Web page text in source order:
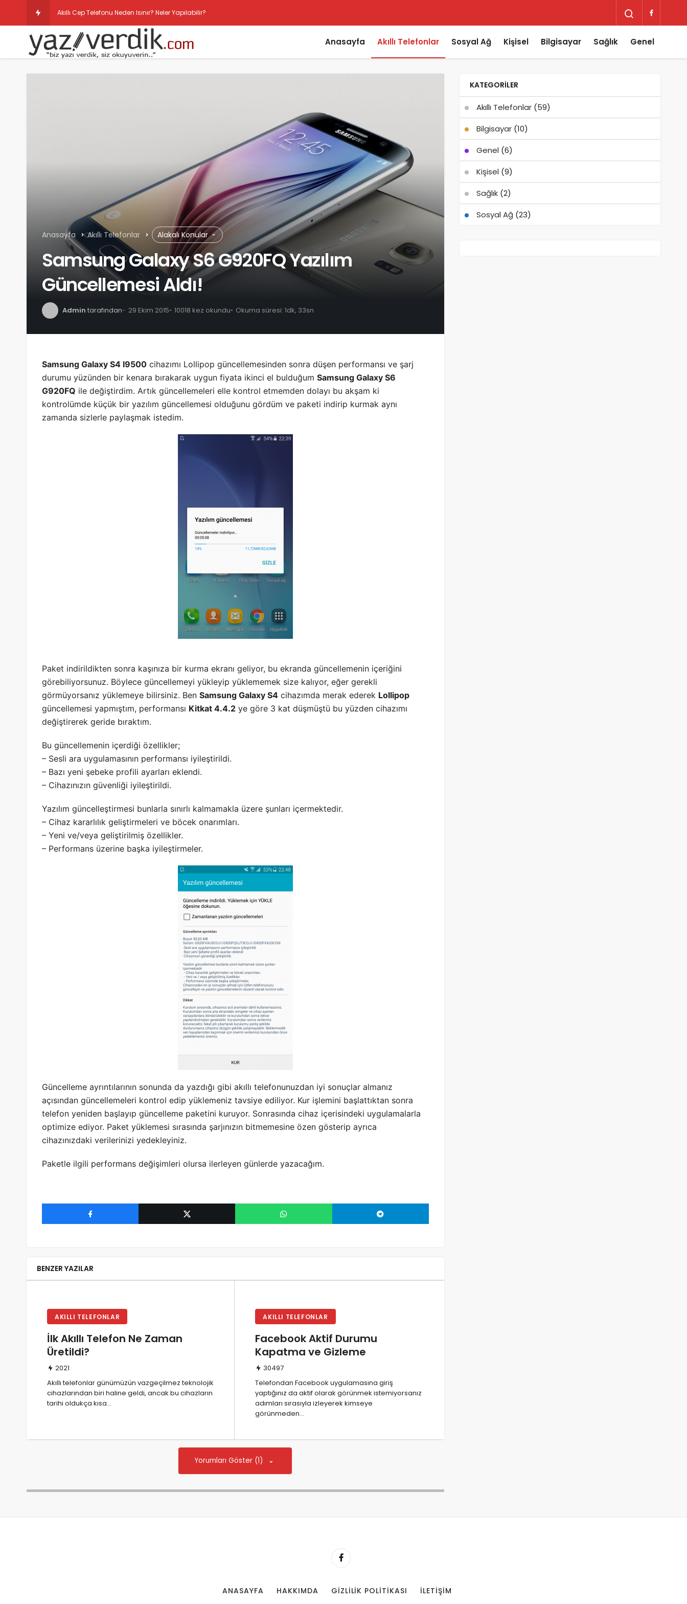
Akıllı Cep Telefonu Neden Isınır? Neler Yapılabilir?
Whatsapp Video Gönderme Süresini Uzatma Hakkında
Samsung Galaxy S4 Android 5.0 Lollipop Güncellemesi Geldi
Swarm Kişilerden Gelen Mesajları Engellemek İçin Güncelleme Getirdi
Telefonun ne kadar ısındığını nasıl ölçeriz? Hangi programla olur?
Facebook Aktif Durumu Kapatma ve Gizleme
Çamaşır Makinesini Düz Kontak Yaptım, Nasıl mı?
Anasayfa Akıllı Telefonlar Sosyal Ağ Kişisel Bilgisayar Sağlık Genel
Anasayfa Akıllı Telefonlar Alakalı Konular
Samsung Galaxy S6 G920FQ Yazılım
Güncellemesi Aldı!
Admin tarafından 29 Ekim 2015 10018 kez okundu Okuma süresi: 1dk, 33sn
Samsung Galaxy S4 I9500 cihazımı Lollipop güncellemesinden sonra düşen performansı ve şarj
durumu yüzünden bir kenara bırakarak uygun fiyata ikinci el bulduğum Samsung Galaxy S6
G920FQ ile değiştirdim. Artık güncellemeleri elle kontrol etmemden dolayı bu akşam ki
kontrolümde küçük bir yazılım güncellemesi olduğunu gördüm ve paketi indirip kurmak aynı
zamanda sizlerle paylaşmak istedim.
Paket indirildikten sonra kaşınıza bir kurma ekranı geliyor, bu ekranda güncellemenin içeriğini
görebiliyorsunuz. Böylece güncellemeyi yükleyip yüklememek size kalıyor, eğer gerekli
görmüyorsanız yüklemeye bilirsiniz. Ben Samsung Galaxy S4 cihazımda merak ederek Lollipop
güncellemesi yapmıştım, performansı Kitkat 4.4.2 ye göre 3 kat düşmüştü bu yüzden cihazımı
değiştirerek geride bıraktım.
Bu güncellemenin içerdiği özellikler;
– Sesli ara uygulamasının performansı iyileştirildi.
– Bazı yeni şebeke profili ayarları eklendi.
– Cihazınızın güvenliği iyileştirildi.
Yazılım güncelleştirmesi bunlarla sınırlı kalmamakla üzere şunları içermektedir.
– Cihaz kararlılık geliştirmeleri ve böcek onarımları.
– Yeni ve/veya geliştirilmiş özellikler.
– Performans üzerine başka iyileştirmeler.
Güncelleme ayrıntılarının sonunda da yazdığı gibi akıllı telefonunuzdan iyi sonuçlar almanız
açısından güncellemeleri kontrol edip yüklemeniz tavsiye ediliyor. Kur işlemini başlattıktan sonra
telefon yeniden başlayıp güncelleme paketini kuruyor. Sonrasında cihaz içerisindeki uygulamalarla
optimize ediyor. Paket yüklemesi sırasında şarjınızın bitmemesine özen gösterip ayrıca
cihazınızdaki verilerinizi yedekleyiniz.
Paketle ilgili performans değişimleri olursa ilerleyen günlerde yazacağım.
BENZER YAZILAR
AKILLI TELEFONLAR
İlk Akıllı Telefon Ne Zaman
Üretildi?
2021
Akıllı telefonlar günümüzün vazgeçilmez teknolojik
cihazlarından biri haline geldi, ancak bu cihazların
tarihi oldukça kısa…
AKILLI TELEFONLAR
Facebook Aktif Durumu
Kapatma ve Gizleme
30497
Telefondan Facebook uygulamasına giriş
yaptığınız da aktif olarak görünmek istemiyorsanız
adımları sırasıyla izleyerek kimseye
görünmeden…
Yorumları Göster (1)
KATEGORILER
Akıllı Telefonlar(59)
Bilgisayar(10)
Genel (6)
Kişisel (9)
Sağlık(2)
Sosyal Ağ (23)
ANASAYFA HAKKIMDA GIZLILIK POLITIKASI İLETIŞIM